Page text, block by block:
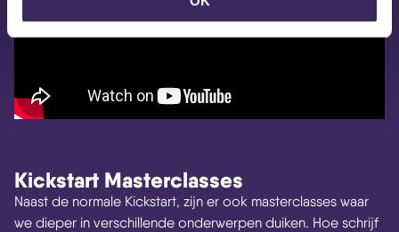
Kickstart Masterclasses
Naast de normale Kickstart, zijn er ook masterclasses waar
we dieper in verschillende onderwerpen duiken. Hoe schrijf